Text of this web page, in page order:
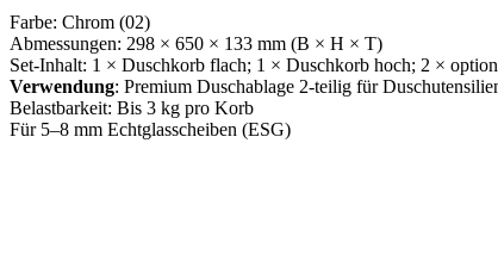
Farbe: Chrom (02)
Abmessungen: 298 × 650 × 133 mm (B × H × T)
Set-Inhalt: 1 × Duschkorb flach; 1 × Duschkorb hoch; 2 ×
Verwendung: Premium Duschablage 2-teilig für
Belastbarkeit: Bis 3 kg pro Korb
Für 5–8 mm Echtglasscheiben (ESG)